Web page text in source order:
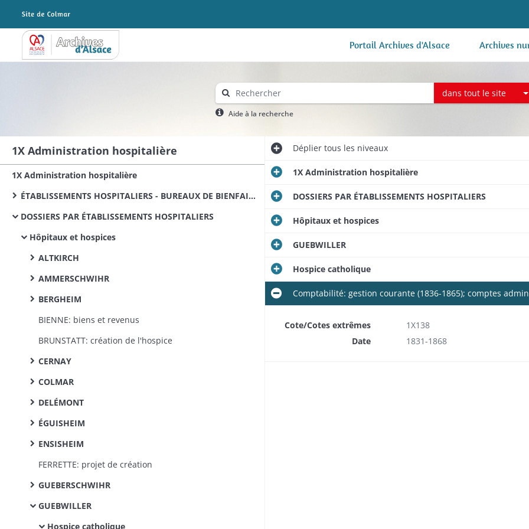
Archives Alsace - Colmar Portail Archives d'Alsace Archives
dans tout le site
Aide à la recherche
1X Administration hospitalière
1X Administration hospitalière
ÉTABLISSEMENTS HOSPITALIERS - BUREAUX DE BIENFAISANCE (documentation commune)
DOSSIERS PAR ÉTABLISSEMENTS HOSPITALIERS
Hôpitaux et hospices
ALTKIRCH
AMMERSCHWIHR
BERGHEIM
BIENNE: biens et revenus
BRUNSTATT: création de l'hospice
CERNAY
COLMAR
DELÉMONT
ÉGUISHEIM
ENSISHEIM
FERRETTE: projet de création
GUEBERSCHWIHR
GUEBWILLER
Hospice catholique
Dépliertous les niveaux
1X Administration hospitalière
DOSSIERS PAR ÉTABLISSEMENTS HOSPITALIERS
Hôpitaux et hospices
GUEBWILLER
Hospice catholique
Comptabilité: gestion courante (1836-1865); comptes
Cote/Cotes extrêmes
1X138
Date
1831-1868